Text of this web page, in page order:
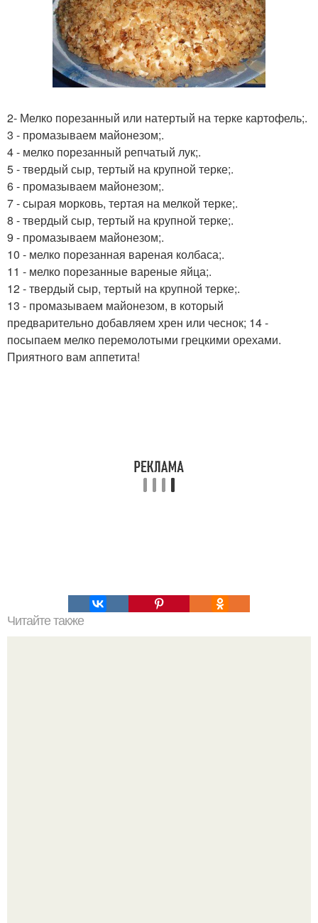
2- Мелко порезанный или натертый на терке картофель;.
3 - промазываем майонезом;.
4 - мелко порезанный репчатый лук;.
5 - твердый сыр, тертый на крупной терке;.
6 - промазываем майонезом;.
7 - сырая морковь, тертая на мелкой терке;.
8 - твердый сыр, тертый на крупной терке;.
9 - промазываем майонезом;.
10 - мелко порезанная вареная колбаса;.
11 - мелко порезанные вареные яйца;.
12 - твердый сыр, тертый на крупной терке;.
13 - промазываем майонезом, в который
предварительно добавляем хрен или чеснок; 14 -
посыпаем мелко перемолотыми грецкими орехами.
Приятного вам аппетита!
Читайте также